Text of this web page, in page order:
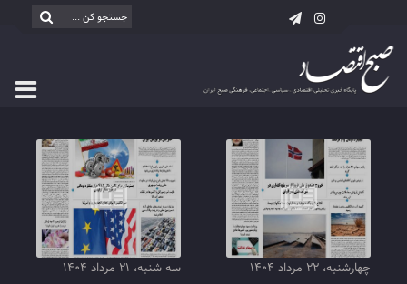
چهارشنبه، ۲۲ مرداد ۱۴۰۴ سه شنبه، ۲۱ مرداد ۱۴۰۴